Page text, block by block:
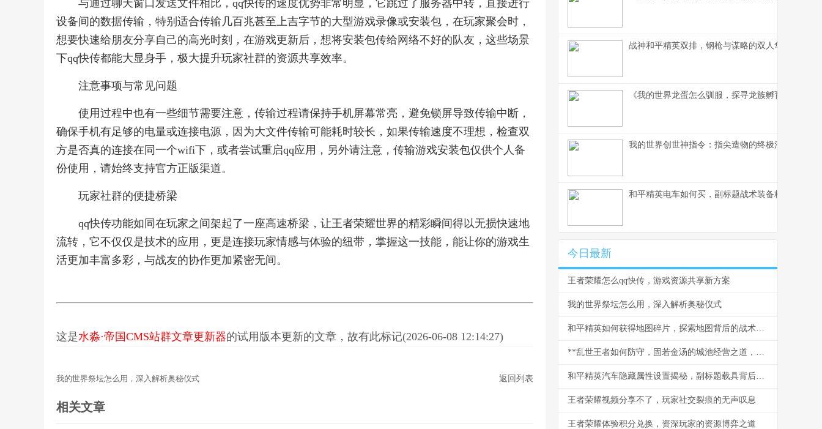
与通过聊天窗口发送文件相比，qq快传的速度优势非常明显，它跳过了服务器中转，直接进行
设备间的数据传输，特别适合传输几百兆甚至上吉字节的大型游戏录像或安装包，在玩家聚会时，
想要快速给朋友分享自己的高光时刻，在游戏更新后，想将安装包传给网络不好的队友，这些场景
下qq快传都能大显身手，极大提升玩家社群的资源共享效率。
注意事项与常见问题
使用过程中也有一些细节需要注意，传输过程请保持手机屏幕常亮，避免锁屏导致传输中断，
确保手机有足够的电量或连接电源，因为大文件传输可能耗时较长，如果传输速度不理想，检查双
方是否真的连接在同一个wifi下，或者尝试重启qq应用，另外请注意，传输游戏安装包仅供个人备
份使用，请始终支持官方正版渠道。
玩家社群的便捷桥梁
qq快传功能如同在玩家之间架起了一座高速桥梁，让王者荣耀世界的精彩瞬间得以无损快速地
流转，它不仅仅是技术的应用，更是连接玩家情感与体验的纽带，掌握这一技能，能让你的游戏生
活更加丰富多彩，与战友的协作更加紧密无间。
这是水淼·帝国CMS站群文章更新器的试用版本更新的文章，故有此标记(2026-06-08 12:14:27)
我的世界祭坛怎么用，深入解析奥秘仪式 返回列表
相关文章
战神和平精英双排，钢枪与谋略的双人华尔兹，副
《我的世界龙蛋怎么驯服，探寻龙族孵育秘辛》
我的世界创世神指令：指尖造物的终极法则，方块
和平精英电车如何买，副标题战术装备核心获取策
今日最新
王者荣耀怎么qq快传，游戏资源共享新方案
我的世界祭坛怎么用，深入解析奥秘仪式
和平精英如何获得地图碎片，探索地图背后的战术奥秘
**乱世王者如何防守，固若金汤的城池经营之道，副标题，资深玩家的防御艺术**
和平精英汽车隐藏属性设置揭秘，副标题载具背后的胜负细节
王者荣耀视频分享不了，玩家社交裂痕的无声叹息
王者荣耀体验积分兑换，资深玩家的资源博弈之道